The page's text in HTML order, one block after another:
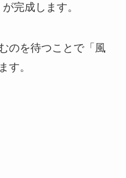
完成します。
のを待つことで「風
す。